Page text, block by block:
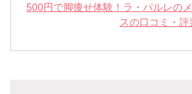
500円で脚痩せ体験！ラ・パルレの
スの口コミ・評